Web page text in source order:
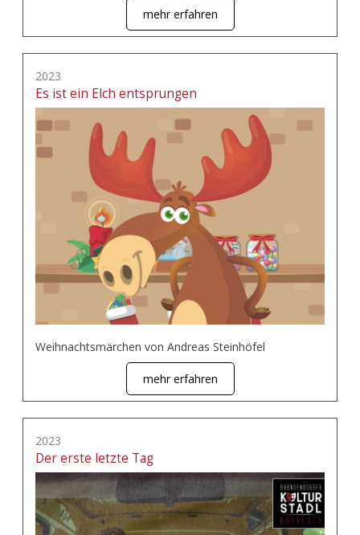
mehr erfahren
2023
Es ist ein Elch entsprungen
Weihnachtsmärchen von Andreas Steinhöfel
mehr erfahren
2023
Der erste letzte Tag